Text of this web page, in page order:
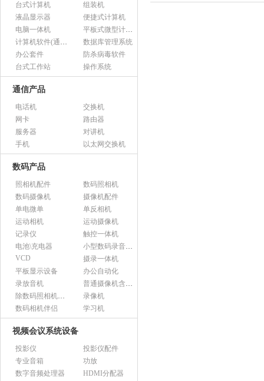
台式计算机
组装机
液晶显示器
便捷式计算机
电脑一体机
平板式微型计算机
计算机软件(通用软件)
数据库管理系统
办公套件
防杀病毒软件
台式工作站
操作系统
通信产品
电话机
交换机
网卡
路由器
服务器
对讲机
手机
以太网交换机
数码产品
照相机配件
数码照相机
数码摄像机
摄像机配件
单电微单
单反相机
运动相机
运动摄像机
记录仪
触控一体机
电池\充电器
小型数码录音设备
VCD
摄录一体机
平板显示设备
办公自动化
录放音机
普通摄像机含附件
除数码照相机以外的照相机及器材
录像机
数码相机伴侣
学习机
视频会议系统设备
投影仪
投影仪配件
专业音箱
功放
数字音频处理器
HDMI分配器